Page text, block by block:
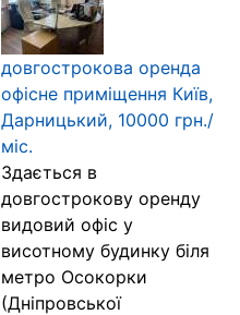
довгострокова оренда
офісне приміщення Київ,
Дарницький, 10000 грн./
міс.
Здається в
довгострокову оренду
видовий офіс у
висотному будинку біля
метро Осокорки
(Дніпровської